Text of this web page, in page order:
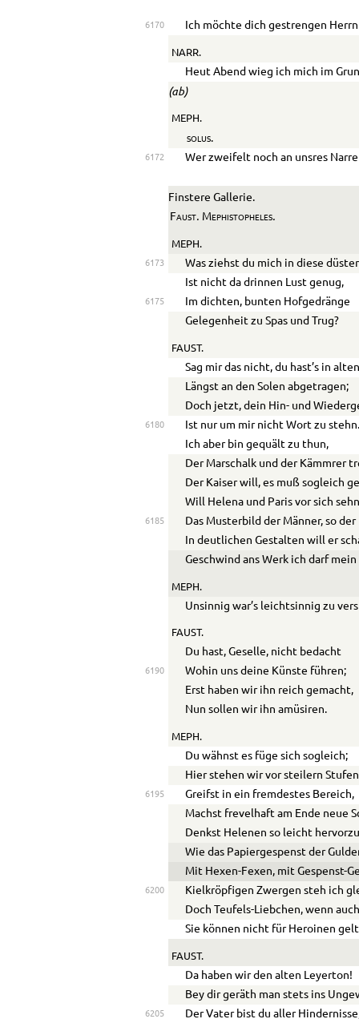
6170 Ich möchte dich gestrengen
NARR.
Heut Abend wieg ich mich im
(ab)
MEPH.
solus.
6172 Wer zweifelt noch an unsres
Finstere Gallerie.
Faust. Mephistopheles.
MEPH.
6173
Was ziehst du mich in diese
Ist nicht da drinnen Lust genug,
6175
Im dichten, bunten Hofgedränge
Gelegenheit zu Spas und Trug?
FAUST.
Sag mir das nicht, du hast’s in
Längst an den Solen abgetragen;
Doch jetzt, dein Hin- und
6180
Ist nur um mir nicht Wort zu
Ich aber bin gequält zu thun,
Der Marschalk und der Kämmrer
Der Kaiser will, es muß sogleich
Will Helena und Paris vor sich
6185
Das Musterbild der Männer, so der
In deutlichen Gestalten will er
Geschwind ans Werk ich darf
MEPH.
Unsinnig war’s leichtsinnig zu
FAUST.
Du hast, Geselle, nicht bedacht
6190
Wohin uns deine Künste führen;
Erst haben wir ihn reich gemacht,
Nun sollen wir ihn amüsiren.
MEPH.
Du wähnst es füge sich sogleich;
Hier stehen wir vor steilern
6195
Greifst in ein fremdestes Bereich,
Machst frevelhaft am Ende neue
Denkst Helenen so leicht
Wie das Papiergespenst der
Mit Hexen-Fexen, mit Gespenst-
6200
Kielkröpfigen Zwergen steh ich
Doch Teufels-Liebchen, wenn
Sie können nicht für Heroinen
FAUST.
Da haben wir den alten Leyerton!
Bey dir geräth man stets ins
6205
Der Vater bist du aller